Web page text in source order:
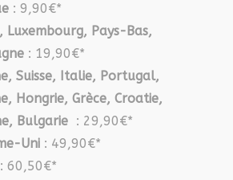
: 9,90€*
Luxembourg, Pays-Bas,
: 19,90€*
Suisse, Italie, Portugal,
Hongrie, Grèce, Croatie,
Bulgarie : 29,90€*
Uni : 49,90€*
: 60,50€*